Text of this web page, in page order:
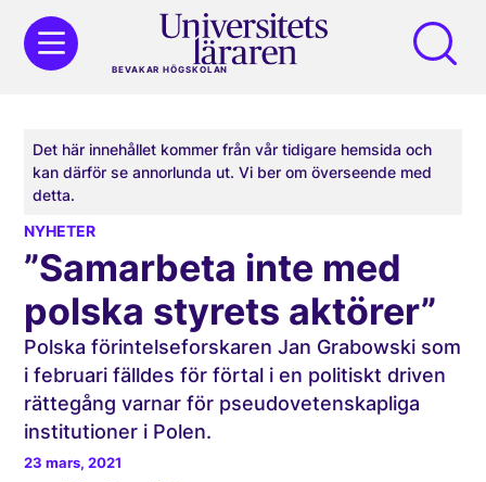
BEVAKAR HÖGSKOLAN
Det här innehållet kommer från vår tidigare hemsida och
kan därför se annorlunda ut. Vi ber om överseende med
detta.
NYHETER
”Samarbeta inte med
polska styrets aktörer”
Polska förintelseforskaren Jan Grabowski som
i februari fälldes för förtal i en politiskt driven
rättegång varnar för pseudovetenskapliga
institutioner i Polen.
23 mars, 2021